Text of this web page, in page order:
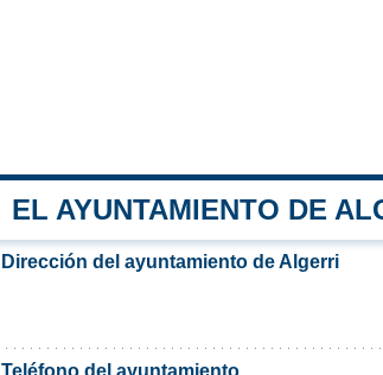
EL AYUNTAMIENTO DE
Dirección del ayuntamiento de Algerri
Teléfono del ayuntamiento